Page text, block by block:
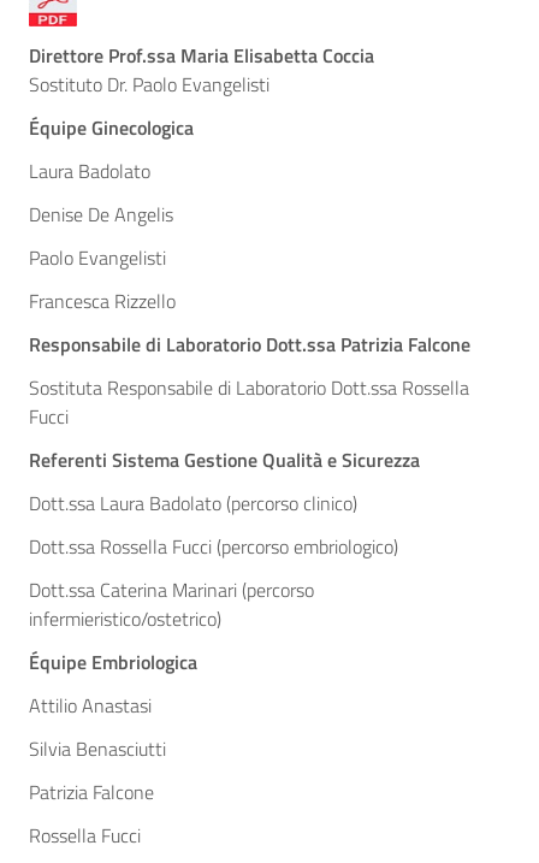
Direttore Prof.ssa Maria Elisabetta Coccia
Sostituto Dr. Paolo Evangelisti
ÉquipeGinecologica
Laura Badolato
Denise De Angelis
Paolo Evangelisti
Francesca Rizzello
Responsabile di Laboratorio Dott.ssa Patrizia Falcone
Sostituta Responsabile di Laboratorio Dott.ssa Rossella
Fucci
Referenti Sistema Gestione Qualità e Sicurezza
Dott.ssa Laura Badolato (percorso clinico)
Dott.ssa Rossella Fucci (percorso embriologico)
Dott.ssa Caterina Marinari (percorso
infermieristico/ostetrico)
Équipe Embriologica
Attilio Anastasi
Silvia Benasciutti
Patrizia Falcone
Rossella Fucci